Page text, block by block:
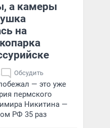
а камеры
на
Обсудить
— это уже
пермского
Никитина —
РФ 35 раз